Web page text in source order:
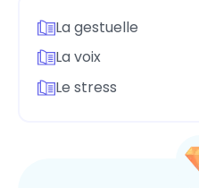
La gestuelle
La voix
Le stress